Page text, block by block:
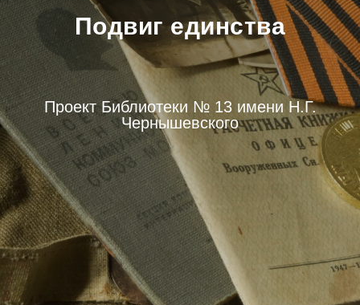
Подвиг единства
Проект Библиотеки № 13 имени Н.Г.
Чернышевского